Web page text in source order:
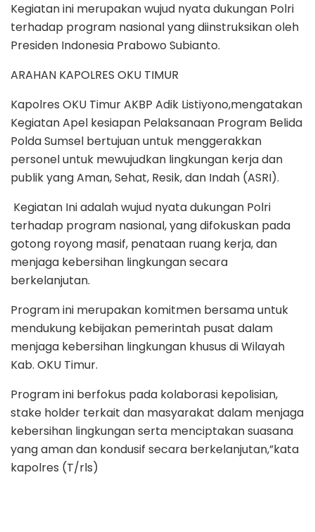
Kegiatan ini merupakan wujud nyata dukungan Polri
terhadap program nasional yang diinstruksikan oleh
Presiden Indonesia Prabowo Subianto.
ARAHAN KAPOLRES OKU TIMUR
Kapolres OKU Timur AKBP Adik Listiyono,mengatakan
Kegiatan Apel kesiapan Pelaksanaan Program Belida
Polda Sumsel bertujuan untuk menggerakkan
personel untuk mewujudkan lingkungan kerja dan
publik yang Aman, Sehat, Resik, dan Indah (ASRI).
Kegiatan Ini adalah wujud nyata dukungan Polri
terhadap program nasional, yang difokuskan pada
gotong royong masif, penataan ruang kerja, dan
menjaga kebersihan lingkungan secara
berkelanjutan.
Program ini merupakan komitmen bersama untuk
mendukung kebijakan pemerintah pusat dalam
menjaga kebersihan lingkungan khusus di Wilayah
Kab. OKU Timur.
Program ini berfokus pada kolaborasi kepolisian,
stake holder terkait dan masyarakat dalam menjaga
kebersihan lingkungan serta menciptakan suasana
yang aman dan kondusif secara berkelanjutan,”kata
kapolres (T/rls)